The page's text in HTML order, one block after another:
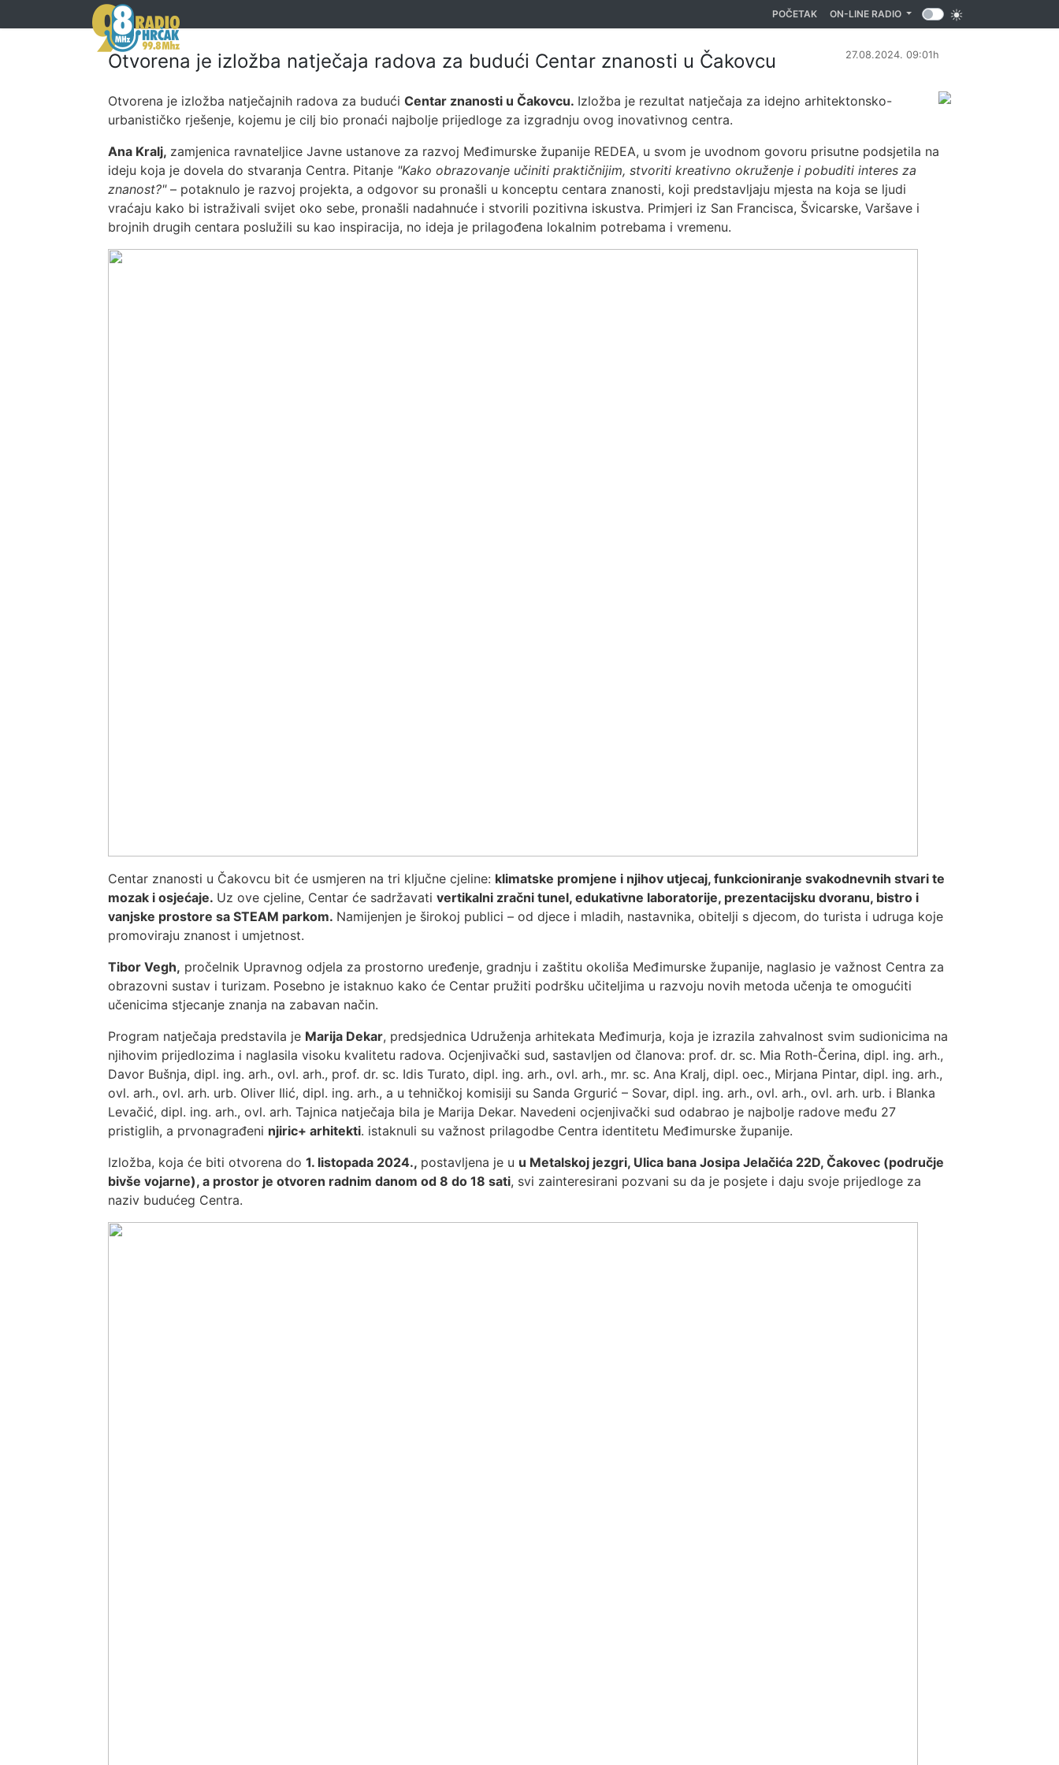
POČETAK(CURRENT)
ON-LINE RADIO
Otvorena je izložba natječaja radova za budući Centar znanosti u Čakovcu 27.08.2024. 09:01h
Otvorena je izložba natječajnih radova za budući Centar znanosti u Čakovcu. Izložba je rezultat natječaja za idejno arhitektonsko-
urbanističko rješenje, kojemu je cilj bio pronaći najbolje prijedloge za izgradnju ovog inovativnog centra.
Ana Kralj, zamjenica ravnateljice Javne ustanove za razvoj Međimurske županije REDEA, u svom je uvodnom govoru prisutne podsjetila na
ideju koja je dovela do stvaranja Centra. Pitanje "Kako obrazovanje učiniti praktičnijim, stvoriti kreativno okruženje i pobuditi interes za
znanost?"– potaknulo je razvoj projekta, a odgovor su pronašli u konceptu centara znanosti, koji predstavljaju mjesta na koja se ljudi
vraćaju kako bi istraživali svijet oko sebe, pronašli nadahnuće i stvorili pozitivna iskustva. Primjeri iz San Francisca, Švicarske, Varšave i
brojnih drugih centara poslužili su kao inspiracija, no ideja je prilagođena lokalnim potrebama i vremenu.
Centar znanosti u Čakovcu bit će usmjeren na tri ključne cjeline: klimatske promjene i njihov utjecaj, funkcioniranje svakodnevnih stvari te
mozak i osjećaje. Uz ove cjeline, Centar će sadržavati vertikalni zračni tunel, edukativne laboratorije, prezentacijsku dvoranu, bistro i
vanjske prostore sa STEAM parkom. Namijenjen je širokoj publici – od djece i mladih, nastavnika, obitelji s djecom, do turista i udruga koje
promoviraju znanost i umjetnost.
Tibor Vegh, pročelnik Upravnog odjela za prostorno uređenje, gradnju i zaštitu okoliša Međimurske županije, naglasio je važnost Centra za
obrazovni sustav i turizam. Posebno je istaknuo kako će Centar pružiti podršku učiteljima u razvoju novih metoda učenja te omogućiti
učenicima stjecanje znanja na zabavan način.
Program natječaja predstavila je Marija Dekar, predsjednica Udruženja arhitekata Međimurja, koja je izrazila zahvalnost svim sudionicima na
njihovim prijedlozima i naglasila visoku kvalitetu radova. Ocjenjivački sud, sastavljen od članova: prof. dr. sc. Mia Roth-Čerina, dipl. ing. arh.,
Davor Bušnja, dipl. ing. arh., ovl. arh., prof. dr. sc. Idis Turato, dipl. ing. arh., ovl. arh., mr. sc. Ana Kralj, dipl. oec., Mirjana Pintar, dipl. ing. arh.,
ovl. arh., ovl. arh. urb. Oliver Ilić, dipl. ing. arh., a u tehničkoj komisiji su Sanda Grgurić – Sovar, dipl. ing. arh., ovl. arh., ovl. arh. urb. i Blanka
Levačić, dipl. ing. arh., ovl. arh. Tajnica natječaja bila je Marija Dekar. Navedeni ocjenjivački sud odabrao je najbolje radove među 27
pristiglih, a prvonagrađeni njiric+ arhitekti. istaknuli su važnost prilagodbe Centra identitetu Međimurske županije.
Izložba, koja će biti otvorena do 1. listopada 2024., postavljena je u u Metalskoj jezgri, Ulica bana Josipa Jelačića 22D, Čakovec (područje
bivše vojarne), a prostor je otvoren radnim danom od 8 do 18 sati, svi zainteresirani pozvani su da je posjete i daju svoje prijedloge za
naziv budućeg Centra.